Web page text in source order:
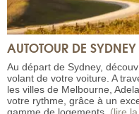
AUTOTOUR DE SYDNEY
Au départ de Sydney,
volant de votre voiture. A
les villes de Melbourne,
votre rythme, grâce à un
gamme de logements. (lire